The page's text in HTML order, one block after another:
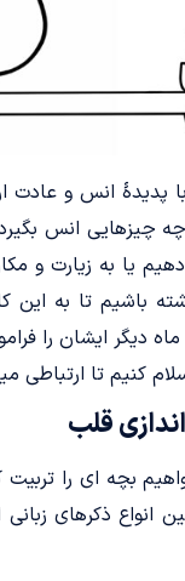
پدیدۀ انس و عادت
چیزهایی انس
یا به زیارت و
باشیم تا به
ماه دیگر ایشان را
تا ارتباطی
قلب
بچه ای را تربیت
انواع ذکرهای